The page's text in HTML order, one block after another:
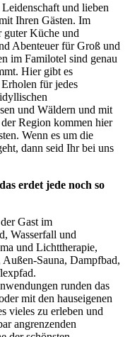
und lieben
Ihren Gästen. Im
guter Küche und
Abenteuer für Groß und
im Familotel sind genau
Hier gibt es
für jedes
und Wäldern und mit
Region kommen hier
Wenn es um die
dann seid Ihr bei uns
erdet jede noch so
Gast im
Wasserfall und
und Lichttherapie,
Sauna, Dampfbad,
runden das
mit den hauseigenen
vieles zu erleben und
angrenzenden